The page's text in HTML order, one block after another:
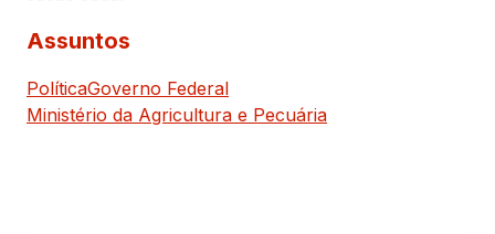
Assuntos
PolíticaGoverno Federal
Ministério da Agricultura e Pecuária